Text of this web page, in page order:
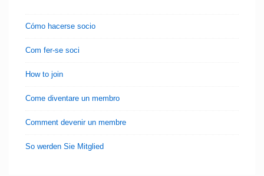
Cómo hacerse socio
Com fer-se soci
How to join
Come diventare un membro
Comment devenir un membre
So werden Sie Mitglied